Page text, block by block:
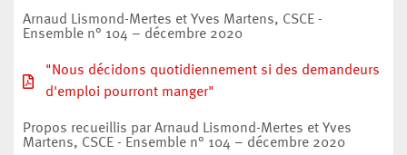
Arnaud Lismond-Mertes et Yves Martens, CSCE -
Ensemble n° 104 – décembre 2020
"Nous décidons quotidiennement si des demandeurs
d'emploi pourront manger"
Propos recueillis par Arnaud Lismond-Mertes et Yves
Martens, CSCE - Ensemble n° 104 – décembre 2020